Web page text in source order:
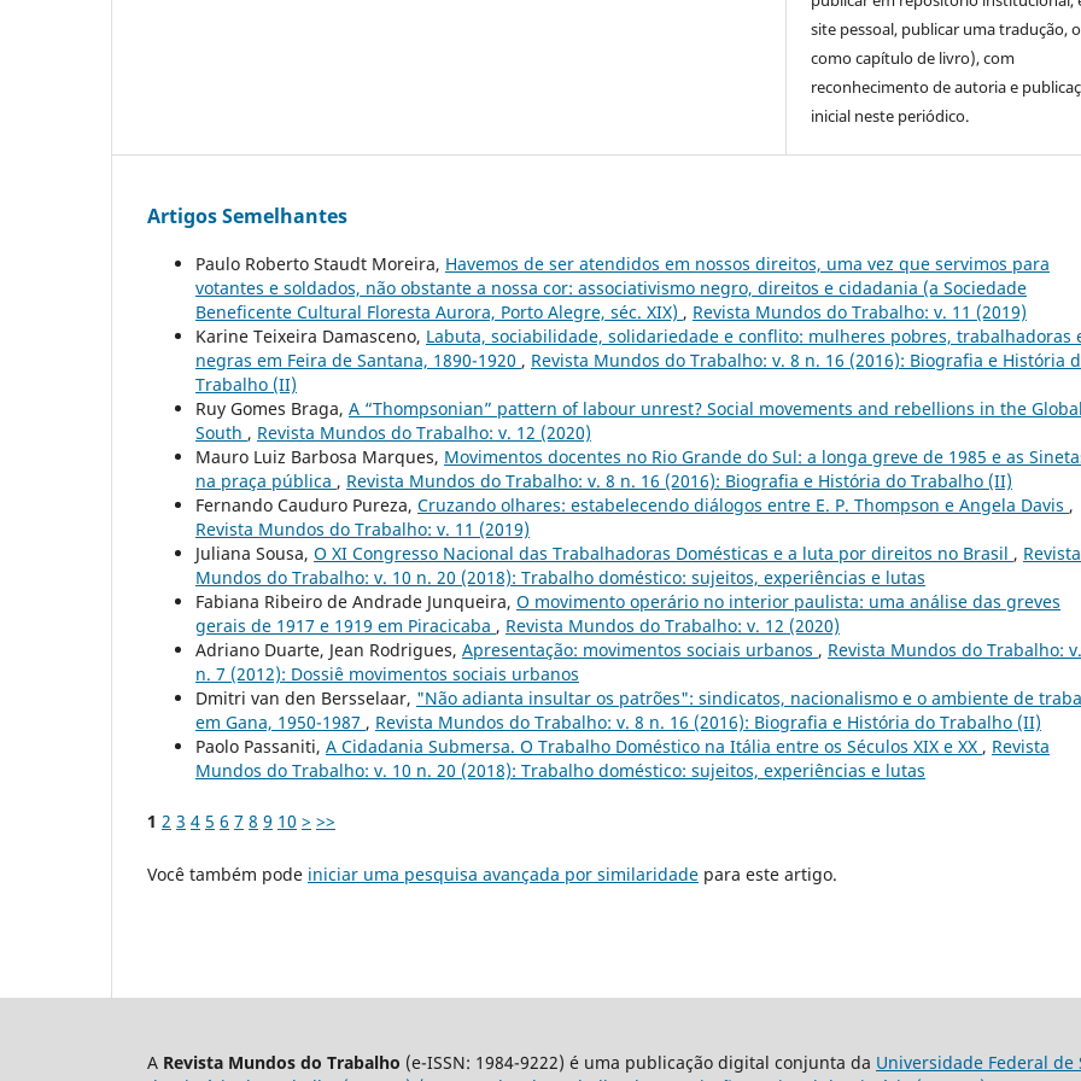
site pessoal, publicar uma tradução,
como capítulo de livro), com
reconhecimento de autoria e
inicial neste periódico.
Artigos Semelhantes
Paulo Roberto Staudt Moreira, Havemos de ser atendidos em nossos direitos, uma vez que servimos para
votantes e soldados, não obstante a nossa cor: associativismo negro, direitos e cidadania (a Sociedade
Beneficente Cultural Floresta Aurora, Porto Alegre, séc. XIX) , Revista Mundos do Trabalho: v. 11 (2019)
Karine Teixeira Damasceno, Labuta, sociabilidade, solidariedade e conflito: mulheres pobres, trabalhadoras
negras em Feira de Santana, 1890-1920 , Revista Mundos do Trabalho: v. 8 n. 16 (2016): Biografia e História
Trabalho (II)
Ruy Gomes Braga, A “Thompsonian” pattern of labour unrest? Social movements and rebellions in the Global
South , Revista Mundos do Trabalho: v. 12 (2020)
Mauro Luiz Barbosa Marques, Movimentos docentes no Rio Grande do Sul: a longa greve de 1985 e as
na praça pública , Revista Mundos do Trabalho: v. 8 n. 16 (2016): Biografia e História do Trabalho (II)
Fernando Cauduro Pureza, Cruzando olhares: estabelecendo diálogos entre E. P. Thompson e Angela Davis ,
Revista Mundos do Trabalho: v. 11 (2019)
Juliana Sousa, O XI Congresso Nacional das Trabalhadoras Domésticas e a luta por direitos no Brasil , Revista
Mundos do Trabalho: v. 10 n. 20 (2018): Trabalho doméstico: sujeitos, experiências e lutas
Fabiana Ribeiro de Andrade Junqueira, O movimento operário no interior paulista: uma análise das greves
gerais de 1917 e 1919 em Piracicaba , Revista Mundos do Trabalho: v. 12 (2020)
Adriano Duarte, Jean Rodrigues, Apresentação: movimentos sociais urbanos , Revista Mundos do Trabalho:
n. 7 (2012): Dossiê movimentos sociais urbanos
Dmitri van den Bersselaar, "Não adianta insultar os patrões": sindicatos, nacionalismo e o ambiente de
em Gana, 1950-1987 , Revista Mundos do Trabalho: v. 8 n. 16 (2016): Biografia e História do Trabalho (II)
Paolo Passaniti, A Cidadania Submersa. O Trabalho Doméstico na Itália entre os Séculos XIX e XX , Revista
Mundos do Trabalho: v. 10 n. 20 (2018): Trabalho doméstico: sujeitos, experiências e lutas
1 2 3 4 5 6 7 8 9 10 > >>
Você também pode iniciar uma pesquisa avançada por similaridade para este artigo.
A Revista Mundos do Trabalho (e-ISSN: 1984-9222) é uma publicação digital conjunta da Universidade Federal de